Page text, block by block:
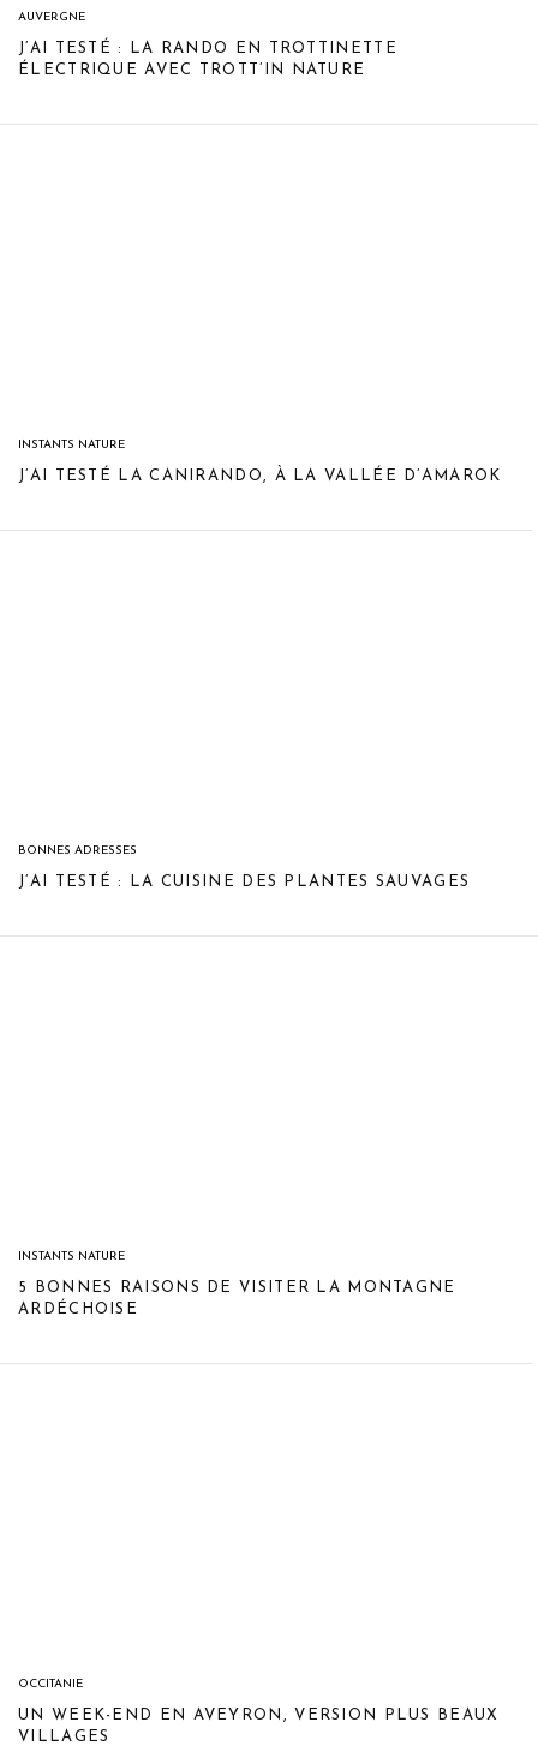
AUVERGNE
J’AI TESTÉ : LA RANDO EN TROTTINETTE
ÉLECTRIQUE AVEC TROTT’IN NATURE
INSTANTS NATURE
J’AI TESTÉ LA CANIRANDO, À LA VALLÉE D’AMAROK
BONNES ADRESSES
J’AI TESTÉ : LA CUISINE DES PLANTES SAUVAGES
INSTANTS NATURE
5 BONNES RAISONS DE VISITER LA MONTAGNE
ARDÉCHOISE
OCCITANIE
UN WEEK-END EN AVEYRON, VERSION PLUS BEAUX
VILLAGES